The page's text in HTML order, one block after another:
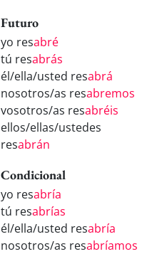
Futuro
yo resabré
tú resabrás
él/ella/usted resabrá
nosotros/as resabremos
vosotros/as resabréis
ellos/ellas/ustedes
resabrán
Condicional
yo resabría
tú resabrías
él/ella/usted resabría
nosotros/as resabríamos